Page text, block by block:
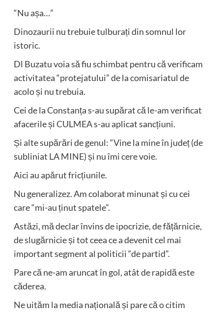
“Nu așa…”
Dinozaurii nu trebuie tulburați din somnul lor
istoric.
Dl Buzatu voia să fiu schimbat pentru că verificam
activitatea “protejatului” de la comisariatul de
acolo și nu trebuia.
Cei de la Constanța s-au supărat că le-am verificat
afacerile și CULMEA s-au aplicat sancțiuni.
Și alte supărări de genul: “Vine la mine în județ (de
subliniat LA MINE) și nu îmi cere voie.
Aici au apărut fricțiunile.
Nu generalizez. Am colaborat minunat și cu cei
care “mi-au ținut spatele”.
Astăzi, mă declar învins de ipocrizie, de fățărnicie,
de slugărnicie și tot ceea ce a devenit cel mai
important segment al politicii “de partid”.
Pare că ne-am aruncat în gol, atât de rapidă este
căderea.
Ne uităm la media națională și pare că o citim